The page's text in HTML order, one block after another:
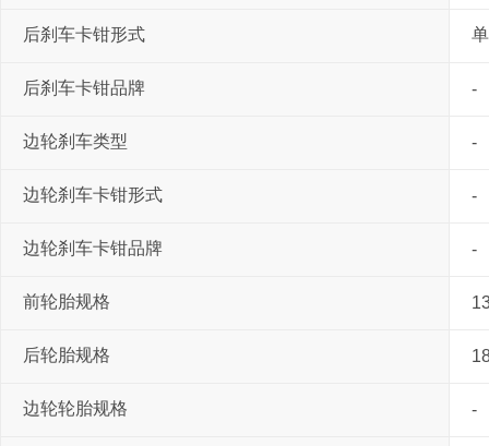
后刹车卡钳形式
后刹车卡钳品牌 -
边轮刹车类型 -
边轮刹车卡钳形式 -
边轮刹车卡钳品牌 -
前轮胎规格
后轮胎规格
边轮轮胎规格 -